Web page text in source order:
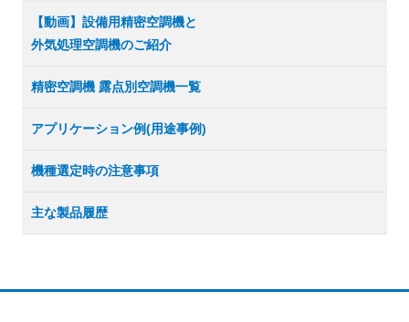
【動画】設備用精密空調機と
外気処理空調機のご紹介
精密空調機 露点別空調機一覧
アプリケーション例(用途事例)
機種選定時の注意事項
主な製品履歴